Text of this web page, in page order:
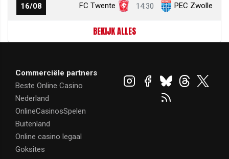
16/08 FC Twente 14:30 PEC Zwolle
BEKIJK ALLES
Commerciële partners
Beste Online Casino
Nederland
OnlineCasinosSpelen
Buitenland
Online casino legaal
Goksites